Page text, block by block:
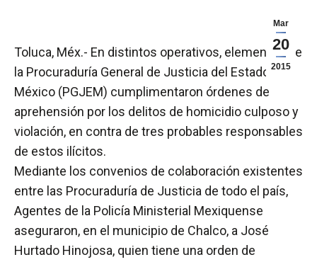
Mar
20
2015
Toluca, Méx.- En distintos operativos, elementos de
la Procuraduría General de Justicia del Estado de
México (PGJEM) cumplimentaron órdenes de
aprehensión por los delitos de homicidio culposo y
violación, en contra de tres probables responsables
de estos ilícitos.
Mediante los convenios de colaboración existentes
entre las Procuraduría de Justicia de todo el país,
Agentes de la Policía Ministerial Mexiquense
aseguraron, en el municipio de Chalco, a José
Hurtado Hinojosa, quien tiene una orden de